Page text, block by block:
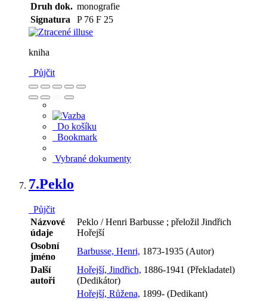
Druh dok. monografie
Signatura
P 76 F 25
kniha
Půjčit
Do košíku
Bookmark
Vybrané dokumenty
7.Peklo
Půjčit
Názvové
údaje
Peklo / Henri Barbusse ; přeložil Jindřich
Hořejší
Osobní
jméno
Barbusse, Henri, 1873-1935 (Autor)
Další
autoři
Hořejší, Jindřich, 1886-1941 (Překladatel)
(Dedikátor)
Hořejší, Růžena, 1899- (Dedikant)